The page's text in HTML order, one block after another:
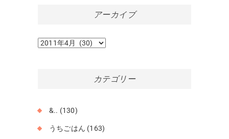
アーカイブ
ア
カテゴリー
&.. (130)
うちごはん (163)